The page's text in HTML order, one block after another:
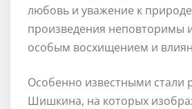
любовь и уважение к
произведения неповторимы
особым восхищением и
Особенно известными стали
Шишкина, на которых